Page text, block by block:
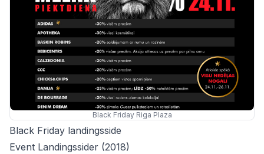
Black Friday Riga Plaza
Black Friday landingsside
Event Landingssider (2018)